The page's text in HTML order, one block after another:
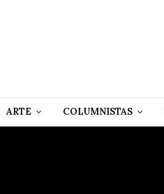
ARTE COLUMNISTAS